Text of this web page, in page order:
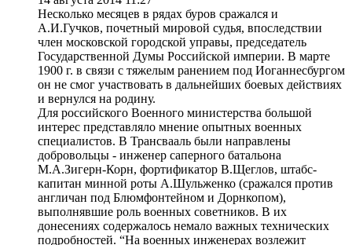
Несколько месяцев в рядах буров сражался и
А.И.Гучков, почетный мировой судья, впоследствии
член московской городской управы, председатель
Государственной Думы Российской империи. В марте
1900 г. в связи с тяжелым ранением под Иоганнесбургом
он не смог участвовать в дальнейших боевых действиях
и вернулся на родину.
Для российского Военного министерства большой
интерес представляло мнение опытных военных
специалистов. В Трансвааль были направлены
добровольцы - инженер саперного батальона
М.А.Зигерн-Корн, фортификатор В.Щеглов, штабс-
капитан минной роты А.Шульженко (сражался против
англичан под Блюмфонтейном и Дорнкопом),
выполнявшие роль военных советников. В их
донесениях содержалось немало важных технических
подробностей. “На военных инженерах возлежит